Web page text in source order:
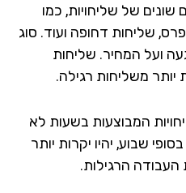
של שליחויות, כמו
דחופה ועוד. סוג
המחיר. שליחות
משליחות רגילה.
המבוצעות בשעות לא
שבוע, יהיו יקרות יותר
הרגילות.